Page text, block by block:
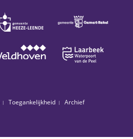
Toegankelijkheid Archief